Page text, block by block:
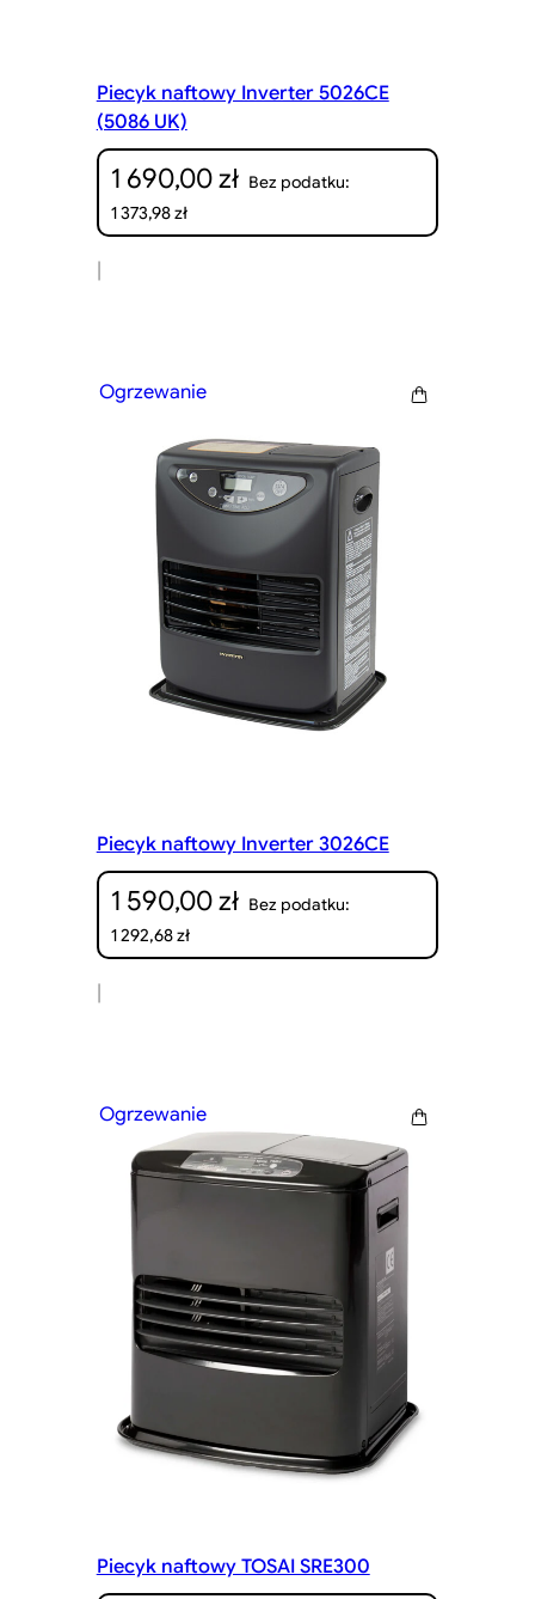
Piecyk naftowy Inverter 5026CE
(5086 UK)
1 690,00zł Bez podatku:
1 373,98zł
|
Ogrzewanie
Piecyk naftowy Inverter 3026CE
1 590,00zł Bez podatku:
1 292,68zł
|
Ogrzewanie
Piecyk naftowy TOSAI SRE300